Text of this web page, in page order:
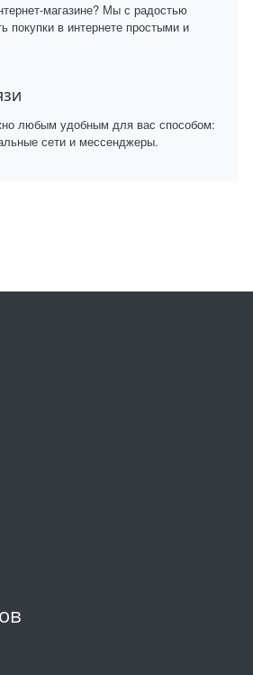
магазине? Мы с радостью
покупки в интернете простыми и
любым удобным для вас способом:
сети и мессенджеры.